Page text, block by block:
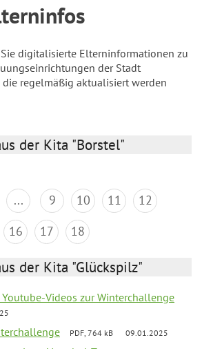
digitalisierte Elterninformationen zu
der Stadt
die regelmäßig aktualisiert werden
der Kita "Borstel"
... 9 10 11
12
16 17 18
der Kita "Glückspilz"
Videos zur Winterchallenge
PDF, 764 kB 09.01.2025